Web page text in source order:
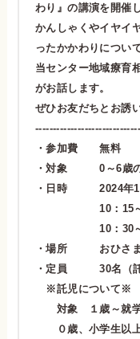
わり』の講演を開催
かんしゃくやイヤイ
ったかかわりについ
当センター地域療育
がお話します。
ぜひお友だちとお誘
・参加費 無料
・対象 0～6歳の
・日時 2024年10
10：15
10：30～11
・場所 おひさま
・定員 30名（託
※託児について※
対象 １歳～就学
０歳、小学生以上